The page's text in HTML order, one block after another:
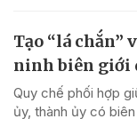
Tạo “lá chắn”
ninh biên giới
Quy chế phối hợp
ủy, thành ủy có